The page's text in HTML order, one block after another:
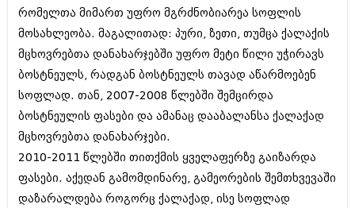
რომელთა მიმართ უფრო მგრძნობიარეა სოფლის
მოსახლეობა. მაგალითად: პური, ზეთი, თუმცა ქალაქის
მცხოვრებთა დანახარჯებში უფრო მეტი წილი უჭირავს
ბოსტნეულს, რადგან ბოსტნეულს თავად აწარმოებენ
სოფლად. თან, 2007-2008 წლებში შემცირდა
ბოსტნეულის ფასები და ამანაც დააბალანსა ქალაქად
მცხოვრებთა დანახარჯები.
2010-2011 წლებში თითქმის ყველაფერზე გაიზარდა
ფასები. აქედან გამომდინარე, გამეორების შემთხვევაში
დაზარალდება როგორც ქალაქად, ისე სოფლად